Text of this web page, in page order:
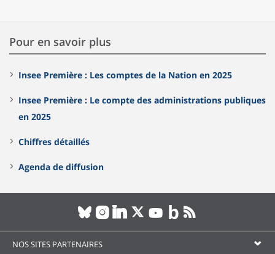
Pour en savoir plus
Insee Première : Les comptes de la Nation en 2025
Insee Première : Le compte des administrations publiques
en 2025
Chiffres détaillés
Agenda de diffusion
NOS SITES PARTENAIRES